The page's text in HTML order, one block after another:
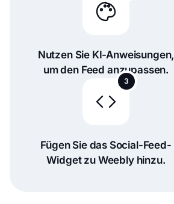
Nutzen Sie KI-Anweisungen,
um den Feed anzupassen.
3
Fügen Sie das Social-Feed-
Widget zu Weebly hinzu.